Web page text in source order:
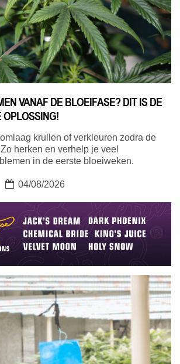
VANAF DE BLOEIFASE? DIT IS DE
krullen of verkleuren zodra de
herken en verhelp je veel
in de eerste bloeiweken.
04/08/2026